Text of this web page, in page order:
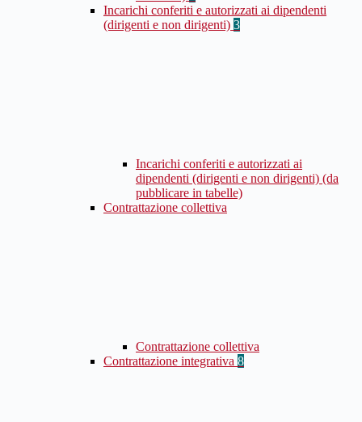
Incarichi conferiti e autorizzati ai dipendenti
(dirigenti e non dirigenti) 3
Incarichi conferiti e autorizzati ai
dipendenti (dirigenti e non dirigenti) (da
pubblicare in tabelle)
Contrattazione collettiva
Contrattazione collettiva
Contrattazione integrativa 8